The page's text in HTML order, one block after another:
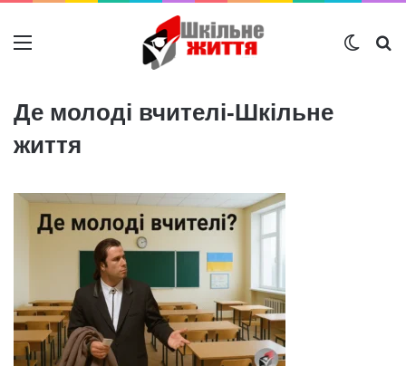
Меню
Де молоді вчителі-Шкільне
життя